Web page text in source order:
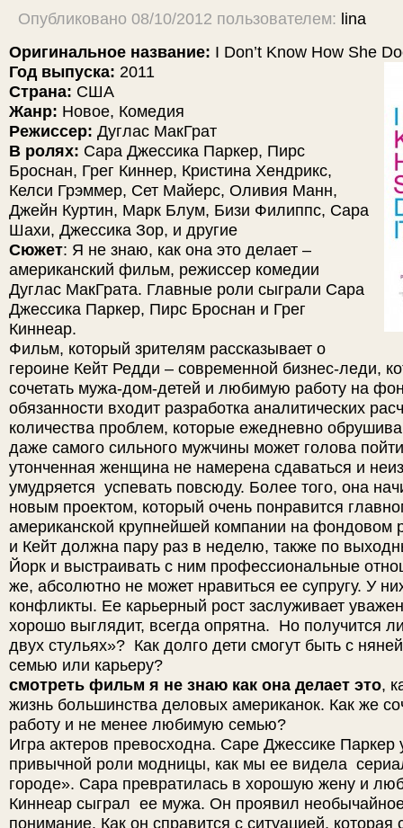
Опубликовано 08/10/2012 пользователем: lina
Оригинальное название: I Don’t Know How She
Год выпуска: 2011
Страна: США
Жанр: Новое, Комедия
Режиссер: Дуглас МакГрат
В ролях: Сара Джессика Паркер, Пирс
Броснан, Грег Киннер, Кристина Хендрикс,
Келси Грэммер, Сет Майерс, Оливия Манн,
Джейн Куртин, Марк Блум, Бизи Филиппс, Сара
Шахи, Джессика Зор, и другие
Сюжет: Я не знаю, как она это делает –
американский фильм, режиссер комедии
Дуглас МакГрата. Главные роли сыграли Сара
Джессика Паркер, Пирс Броснан и Грег
Киннеар.
Фильм, который зрителям рассказывает о
героине Кейт Редди – современной бизнес-леди,
сочетать мужа-дом-детей и любимую работу на
обязанности входит разработка аналитических
количества проблем, которые ежедневно
даже самого сильного мужчины может голова
утонченная женщина не намерена сдаваться и
умудряется успевать повсюду. Более того, она
новым проектом, который очень понравится
американской крупнейшей компании на фондовом
и Кейт должна пару раз в неделю, также по
Йорк и выстраивать с ним профессиональные
же, абсолютно не может нравиться ее супругу. У
конфликты. Ее карьерный рост заслуживает
хорошо выглядит, всегда опрятна. Но получится
двух стульях»? Как долго дети смогут быть с
семью или карьеру?
смотреть фильм я не знаю как она делает это,
жизнь большинства деловых американок. Как же
работу и не менее любимую семью?
Игра актеров превосходна. Саре Джессике Паркер
привычной роли модницы, как мы ее видела
городе». Сара превратилась в хорошую жену и
Киннеар сыграл ее мужа. Он проявил
понимание. Как он справится с ситуацией,